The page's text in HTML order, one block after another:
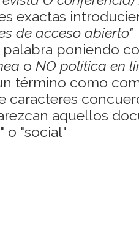
exactas
de acceso abierto"
palabra poniendo
o NO política en
término como
caracteres
aquellos
o "social"